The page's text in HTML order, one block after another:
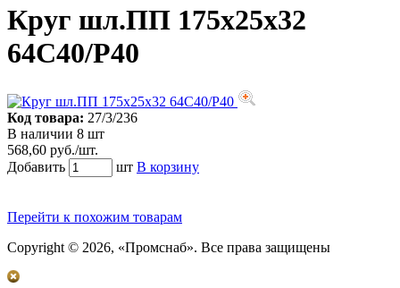
Круг шл.ПП 175х25х32
64С40/Р40
Код товара: 27/3/236
В наличии 8 шт
568,60 руб./шт.
Добавить
шт В корзину
Перейти к похожим товарам
Copyright © 2026, «Промснаб». Все права защищены